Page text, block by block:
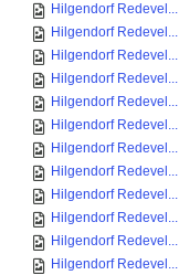
Hilgendorf Redevel...
Hilgendorf Redevel...
Hilgendorf Redevel...
Hilgendorf Redevel...
Hilgendorf Redevel...
Hilgendorf Redevel...
Hilgendorf Redevel...
Hilgendorf Redevel...
Hilgendorf Redevel...
Hilgendorf Redevel...
Hilgendorf Redevel...
Hilgendorf Redevel...